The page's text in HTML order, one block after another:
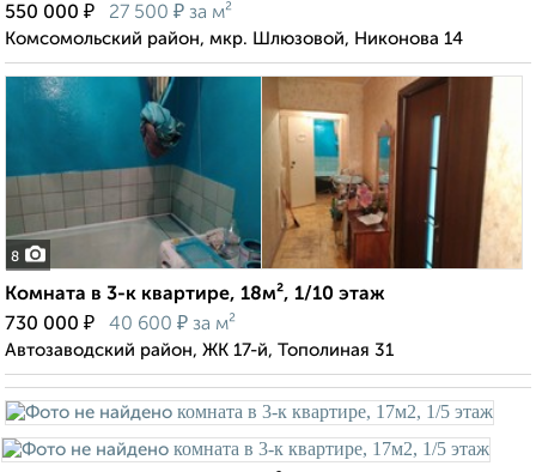
550 000 ₽ 27 500 ₽ за м²
Комсомольский район, мкр. Шлюзовой, Никонова 14
8
Комната в 3-к квартире, 18м², 1/10 этаж
730 000 ₽ 40 600 ₽ за м²
Автозаводский район, ЖК 17-й, Тополиная 31